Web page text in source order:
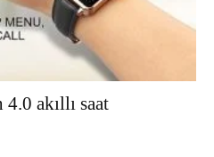
akıllı saat